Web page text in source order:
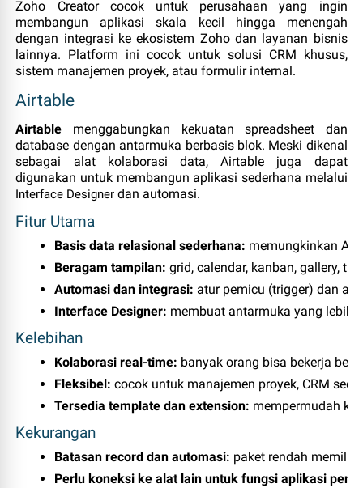
Zoho Creator cocok untuk perusahaan yang ingin
membangun aplikasi skala kecil hingga menengah
dengan integrasi ke ekosistem Zoho dan layanan bisnis
lainnya. Platform ini cocok untuk solusi CRM khusus,
sistem manajemen proyek, atau formulir internal.
Airtable
Airtable menggabungkan kekuatan spreadsheet dan
database dengan antarmuka berbasis blok. Meski dikenal
sebagai alat kolaborasi data, Airtable juga dapat
digunakan untuk membangun aplikasi sederhana melalui
Interface Designer dan automasi.
Fitur Utama
Basis data relasional sederhana: memungkinkan
Beragam tampilan: grid, calendar, kanban, gallery,
Automasi dan integrasi: atur pemicu (trigger) dan
Interface Designer: membuat antarmuka yang lebih
Kelebihan
Kolaborasi real‑time: banyak orang bisa bekerja
Fleksibel: cocok untuk manajemen proyek, CRM
Tersedia template dan extension: mempermudah
Kekurangan
Batasan record dan automasi: paket rendah
Perlu koneksi ke alat lain untuk fungsi aplikasi